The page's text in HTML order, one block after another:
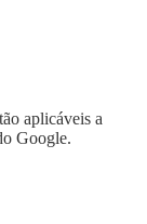
aplicáveis a
Google.